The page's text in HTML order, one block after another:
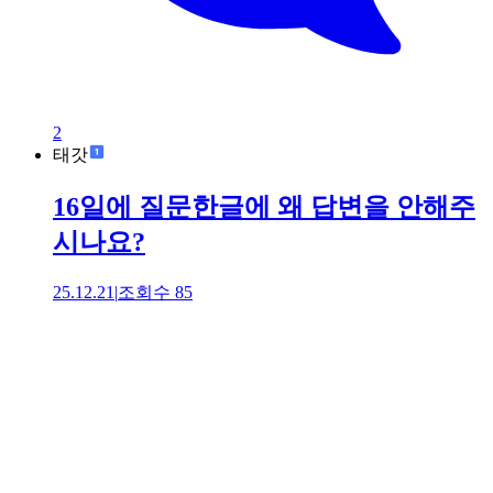
2
태갓
16일에 질문한글에 왜 답변을 안해주
시나요?
25.12.21 |조회수 85